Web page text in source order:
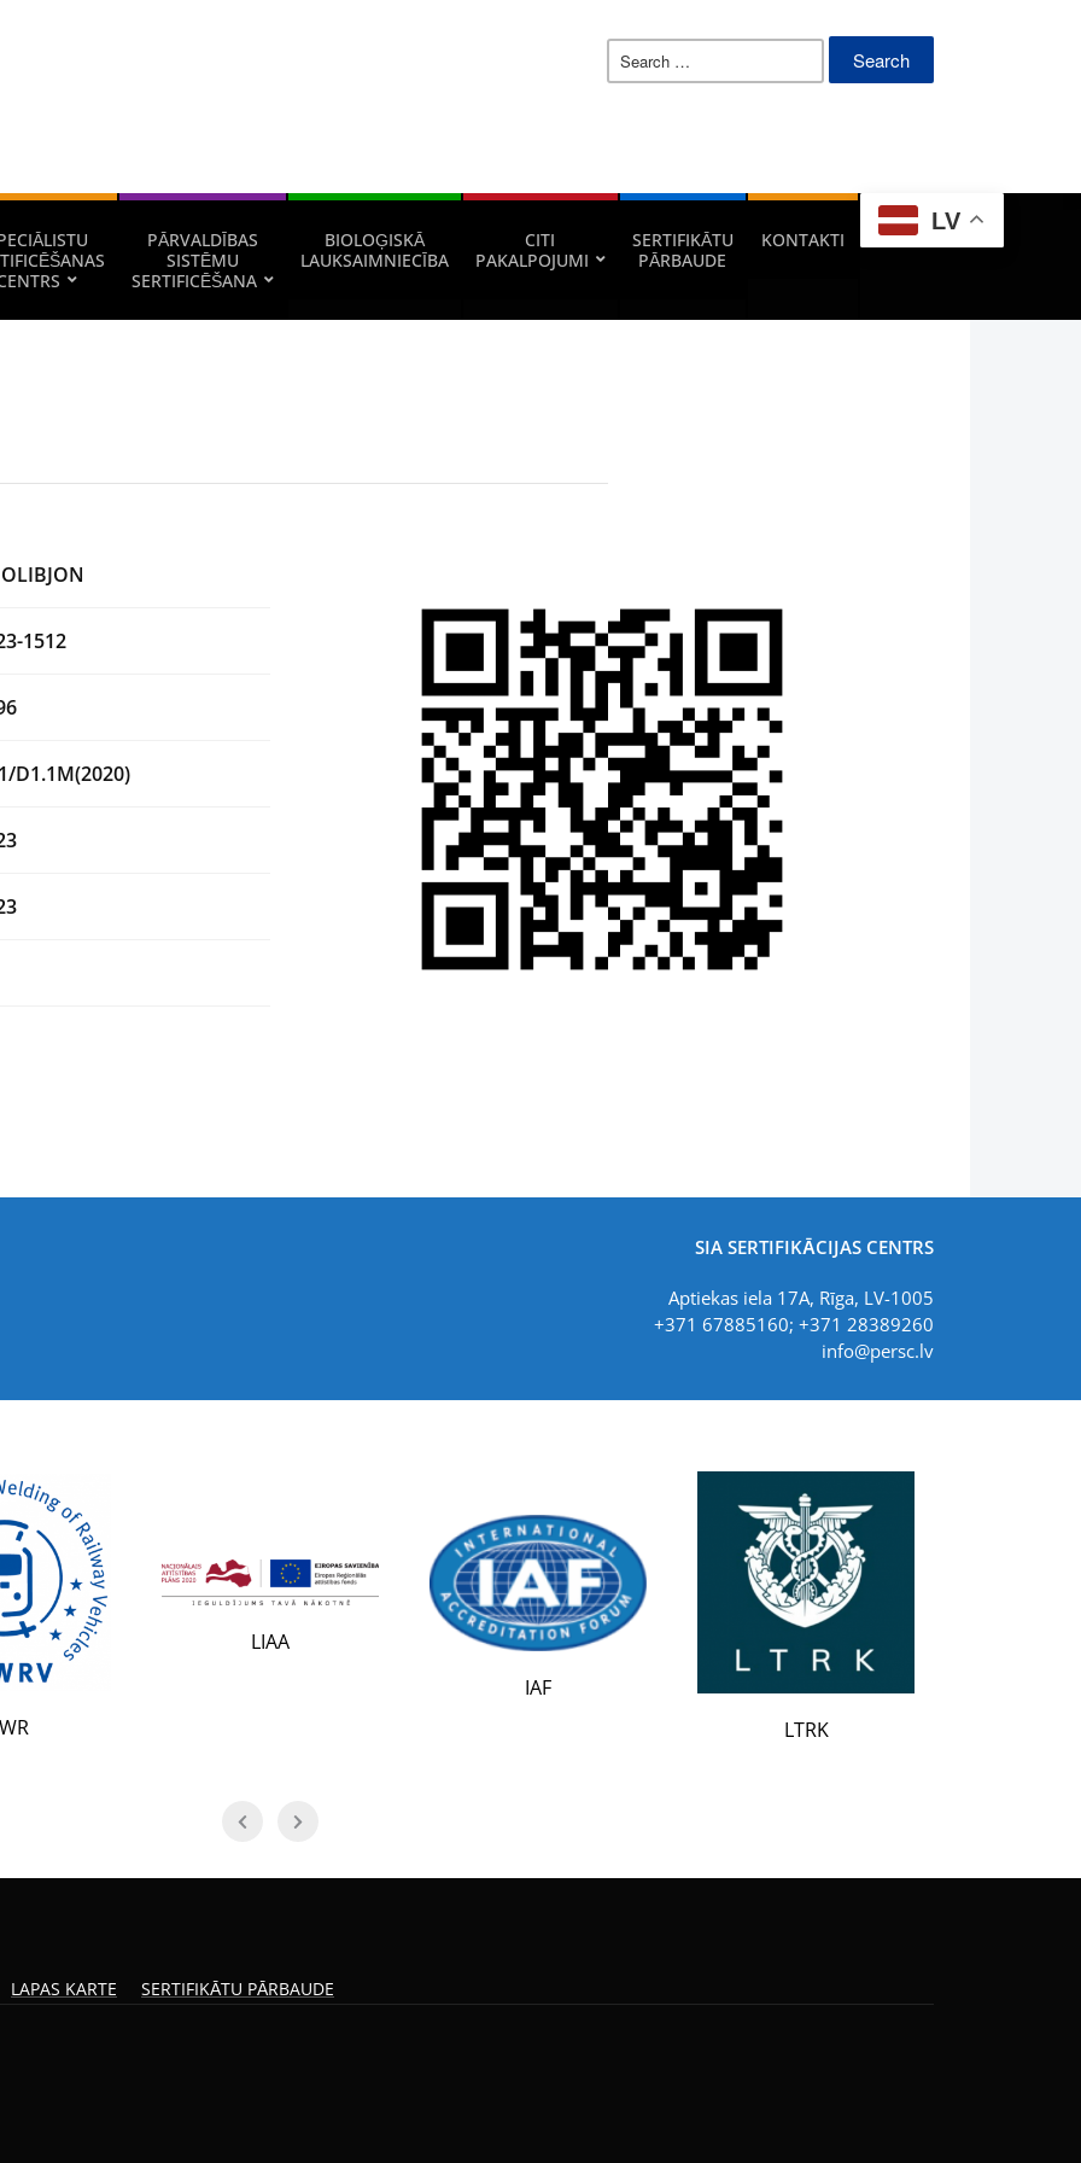
Search
PĀRVALDĪBAS
SISTĒMU
SERTIFICĒŠANA
BIOLOĢISKĀ
LAUKSAIMNIECĪBA
CITI
PAKALPOJUMI
SERTIFIKĀTU
PĀRBAUDE
KONTAKTI
LV
1512
D1.1M(2020)
SIA SERTIFIKĀCIJAS CENTRS
Aptiekas iela 17A, Rīga, LV-1005
+371 67885160; +371 28389260
info@persc.lv
LIAA
LATAK
LAPAS KARTE SERTIFIKĀTU PĀRBAUDE